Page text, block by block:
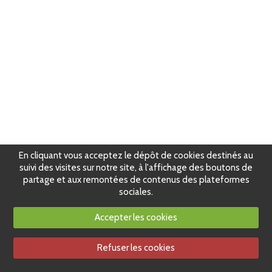
En cliquant vous acceptez le dépôt de cookies destinés au
suivi des visites sur notre site, à l'affichage des boutons de
partage et aux remontées de contenus des plateformes
sociales.
Accepter les cookies
Refuser les cookies